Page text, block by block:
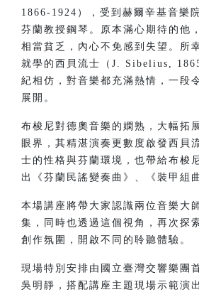
1866-1924），受到赫爾辛基音樂
芬蘭教授鋼琴。原本滿心期待的他
相當貧乏，內心不免感到失望。所
就學的西貝流士（J. Sibelius,
紀相仿，對音樂都充滿熱情，一段
展開。
布梭尼對德奧音樂的嫻熟，大幅拓
眼界，其精湛演奏更數度啟發西貝
士的性格與芬蘭環境，也帶給布梭
出《芬蘭民謠變奏曲》、《裝甲組
本場講座將帶大家認識兩位音樂大
集，同時也透過這個視角，再次探
創作氛圍，開啟不同的聆聽體驗。
現場特別安排由國立臺灣交響樂團
吳明靜，搭配講座主題現場示範演